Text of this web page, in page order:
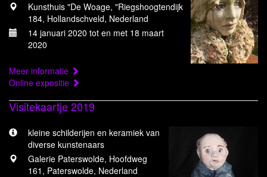
Kunsthuis "De Woage, "Riegshoogtendijk
184, Hollandschveld, Nederland
14 januari 2020 tot en met 18 maart
2020
Meer informatie
Online expositie
Visitekaartje 2019
kleine schilderijen en keramiek van
diverse kunstenaars
Galerie Paterswolde, Hoofdweg
161, Paterswolde, Nederland